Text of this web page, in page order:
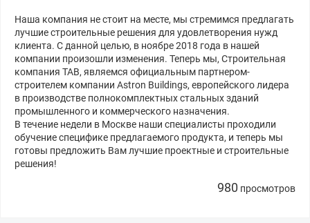
Наша компания не стоит на месте, мы стремимся предлагать
лучшие строительные решения для удовлетворения нужд
клиента. С данной целью, в ноябре 2018 года в нашей
компании произошли изменения. Теперь мы, Строительная
компания ТАВ, являемся официальным партнером-
строителем компании Astron Buildings, европейского лидера
в производстве полнокомплектных стальных зданий
промышленного и коммерческого назначения.
В течение недели в Москве наши специалисты проходили
обучение специфике предлагаемого продукта, и теперь мы
готовы предложить Вам лучшие проектные и строительные
решения!
980 просмотров